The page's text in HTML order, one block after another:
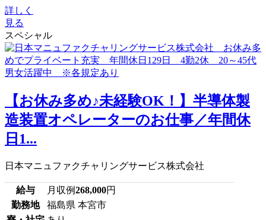
詳しく
見る
スペシャル
【お休み多め♪未経験OK！】半導体製
造装置オペレーターのお仕事／年間休
日1...
日本マニュファクチャリングサービス株式会社
給与 月収例268,000円
勤務地
福島県 本宮市